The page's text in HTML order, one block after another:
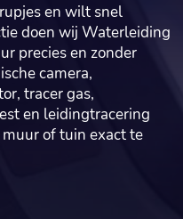
en wilt snel
doen wij Waterleiding
precies en zonder
camera,
tracer gas,
en leidingtracering
of tuin exact te